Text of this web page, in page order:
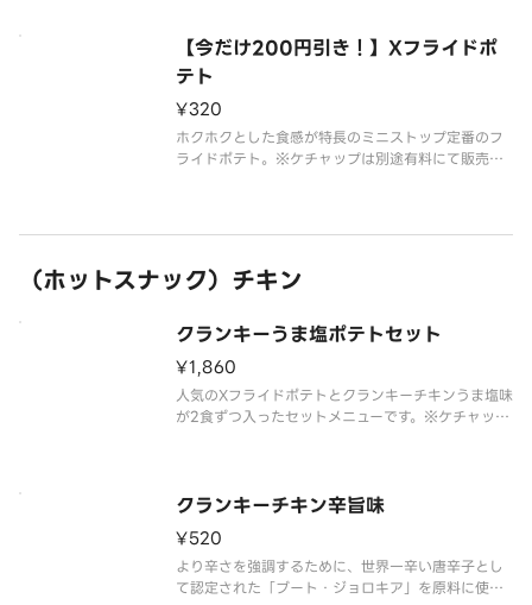
【今だけ200円引き！】Xフライドポ
テト
¥320
ホクホクとした食感が特長のミニストップ定番のフ
ライドポテト。※ケチャップは別途有料にて販売し
（ホットスナック）チキン
クランキーうま塩ポテトセット
¥1,860
人気のXフライドポテトとクランキーチキンうま塩味
が2食ずつ入ったセットメニューです。※ケチャップ
クランキーチキン辛旨味
¥520
より辛さを強調するために、世界一辛い唐辛子とし
て認定された「ブート・ジョロキア」を原料に使用